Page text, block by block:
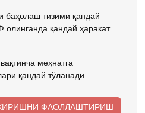
тизими қандай
қандай ҳаракат
меҳнатга
қандай тўланади
ФАОЛЛАШТИРИШ